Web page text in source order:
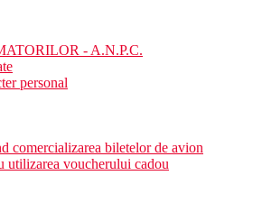
- A.N.P.C.
personal
comercializarea biletelor de avion
utilizarea voucherului cadou